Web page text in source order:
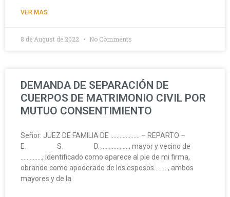
VER MAS
8 de August de 2022 No Comments
DEMANDA DE SEPARACIÓN DE
CUERPOS DE MATRIMONIO CIVIL POR
MUTUO CONSENTIMIENTO
Señor: JUEZ DE FAMILIA DE ………………. – REPARTO –
E. S. D. ………………, mayor y vecino de
………….., identificado como aparece al pie de mi firma,
obrando como apoderado de los esposos …….., ambos
mayores y de la